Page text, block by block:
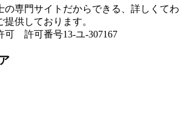
の専門サイトだからできる、詳しくてわ
供しております。
可 許可番号13-ユ-307167